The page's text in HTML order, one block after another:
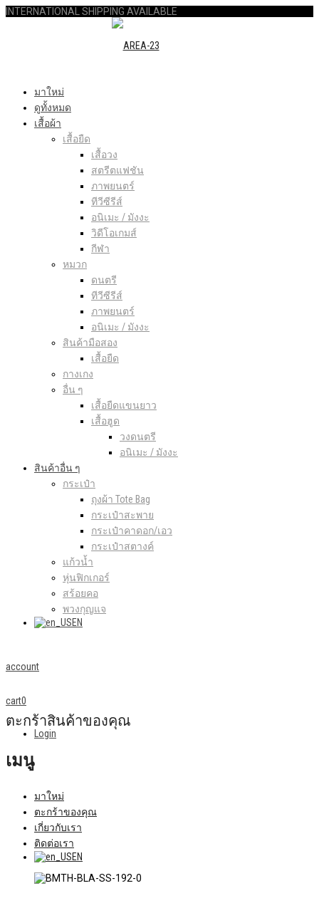
INTERNATIONAL SHIPPING AVAILABLE
มาใหม่
ดูทั้งหมด
เสื้อผ้า
เสื้อยืด
เสื้อวง
สตรีตแฟชัน
ภาพยนตร์
ทีวีซีรีส์
อนิเมะ / มังงะ
วิดีโอเกมส์
กีฬา
หมวก
ดนตรี
ทีวีซีรีส์
ภาพยนตร์
อนิเมะ / มังงะ
สินค้ามือสอง
เสื้อยืด
กางเกง
อื่น ๆ
เสื้อยืดแขนยาว
เสื้อฮูด
วงดนตรี
อนิเมะ / มังงะ
สินค้าอื่น ๆ
กระเป๋า
ถุงผ้า Tote Bag
กระเป๋าสะพาย
กระเป๋าคาดอก/เอว
กระเป๋าสตางค์
แก้วน้ำ
หุ่นฟิกเกอร์
สร้อยคอ
พวงกุญแจ
EN
account
Login
cart0
ตะกร้าสินค้าของคุณ
เมนู
มาใหม่
ตะกร้าของคุณ
เกี่ยวกับเรา
ติดต่อเรา
EN